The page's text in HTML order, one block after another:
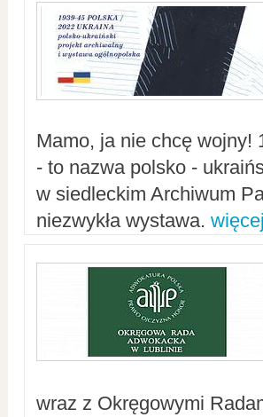
Mamo, ja nie chcę wojny!
- to nazwa polsko -
w siedleckim Archiwum
niezwykła wystawa.
wraz z Okręgowymi